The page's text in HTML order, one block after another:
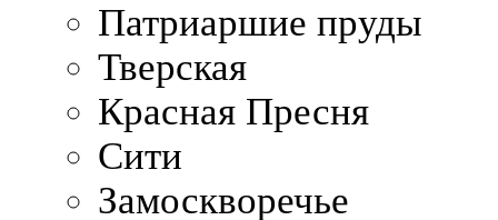
Патриаршие пруды
Тверская
Красная Пресня
Сити
Замоскворечье